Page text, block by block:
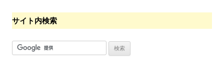
サイト内検索